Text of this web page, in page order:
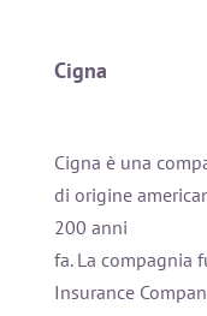
Cigna
Cigna è una
di origine
200 anni
fa. La compagnia
Insurance